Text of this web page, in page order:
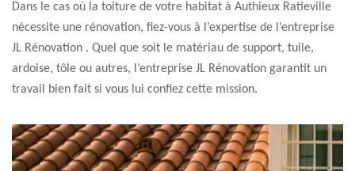
Dans le cas où la toiture de votre habitat à Authieux Ratieville
nécessite une rénovation, fiez-vous à l’expertise de l’entreprise
JL Rénovation . Quel que soit le matériau de support, tuile,
ardoise, tôle ou autres, l’entreprise JL Rénovation garantit un
travail bien fait si vous lui confiez cette mission.